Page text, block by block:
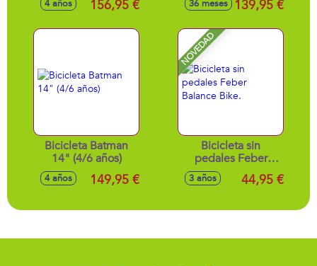
4 años 156,95 € 36 meses 139,95 €
Bicicleta Batman
14" (4/6 años)
4 años 149,95 €
NOVEDAD
Bicicleta sin
pedales Feber
Balance Bike.
3 años 44,95 €